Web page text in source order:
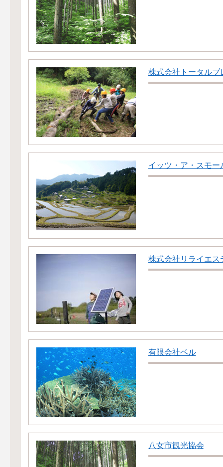
株式会社トータルブ
イッツ・ア・スモ
株式会社リライエス
有限会社ベル
八女市観光協会